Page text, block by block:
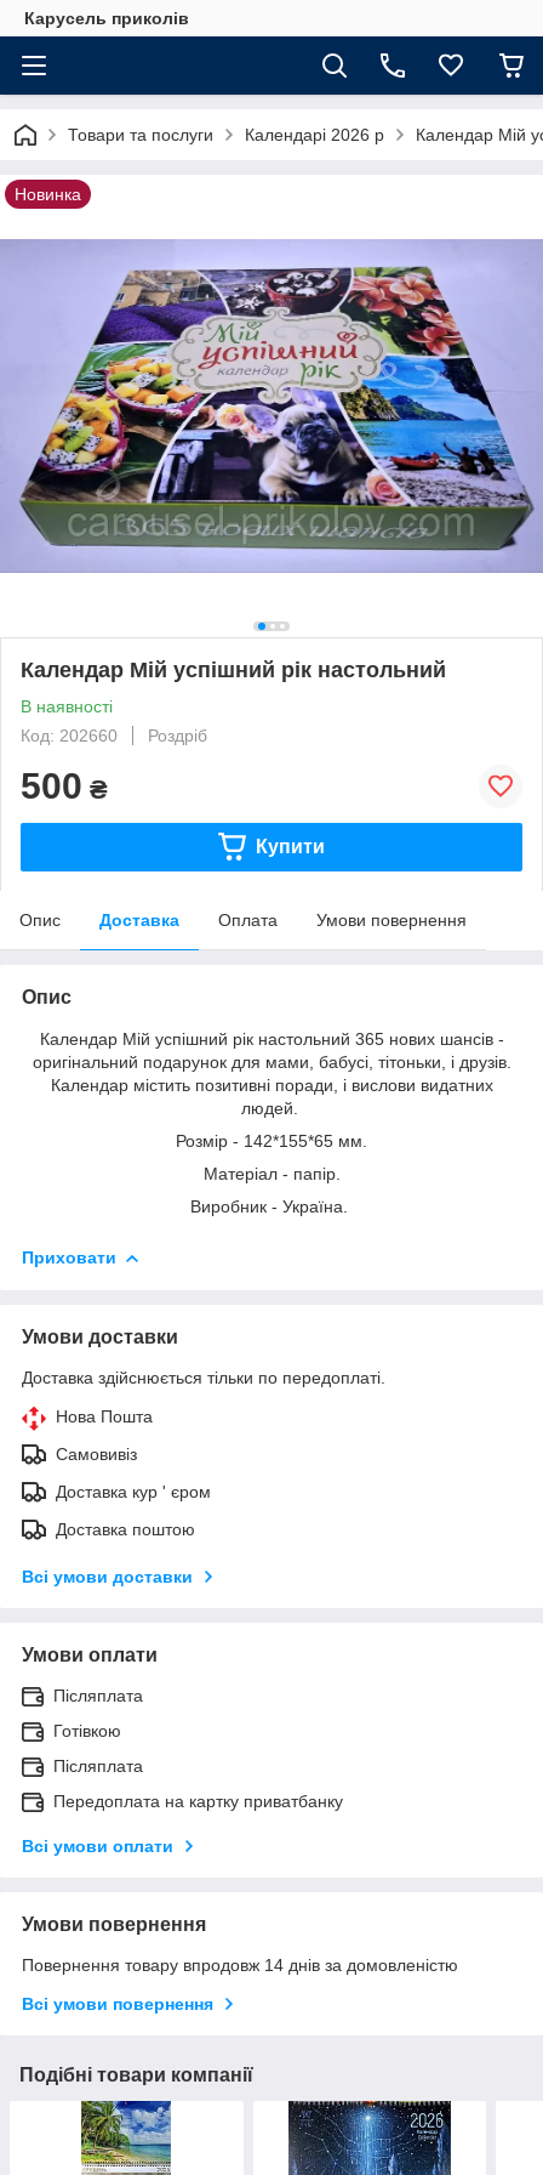
Карусель приколів
Товари та послуги Календарі 2026 р Календар Мій
Новинка
Календар Мій успішний рік настольний
В наявності
Код: 202660
Роздріб
500 ₴
Купити
Опис Доставка Оплата Умови повернення
Опис
Календар Мій успішний рік настольний 365 нових шансів -
оригінальний подарунок для мами, бабусі, тітоньки, і друзів.
Календар містить позитивні поради, і вислови видатних
людей.
Розмір - 142*155*65 мм.
Матеріал - папір.
Виробник - Україна.
Приховати
Умови доставки
Доставка здійснюється тільки по передоплаті.
Нова Пошта
Самовивіз
Доставка кур ' єром
Доставка поштою
Всі умови доставки
Умови оплати
Післяплата
Готівкою
Післяплата
Передоплата на картку приватбанку
Всі умови оплати
Умови повернення
Повернення товару впродовж 14 днів за домовленістю
Всі умови повернення
Подібні товари компанії